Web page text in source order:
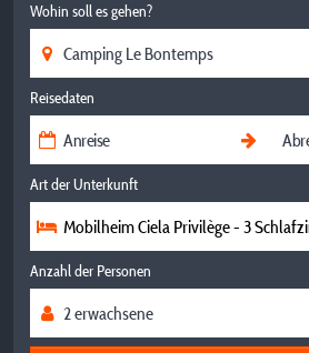
Wohin soll es gehen?
Reisedaten
Art der Unterkunft
Mobilheim Ciela Privilège - 3
Anzahl der Personen